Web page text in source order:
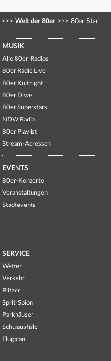
>>> Welt der 80er >>> 80er Star
MUSIK
Alle 80er-Radios
80er Radio Live
80er Kultnight
80er Divas
80er Superstars
NDW Radio
80er Playlist
Stream-Adressen
EVENTS
80er-Konzerte
Veranstaltungen
Stadtevents
SERVICE
Wetter
Verkehr
Blitzer
Sprit-Spion
Parkhäuser
Schulausfälle
Flugplan